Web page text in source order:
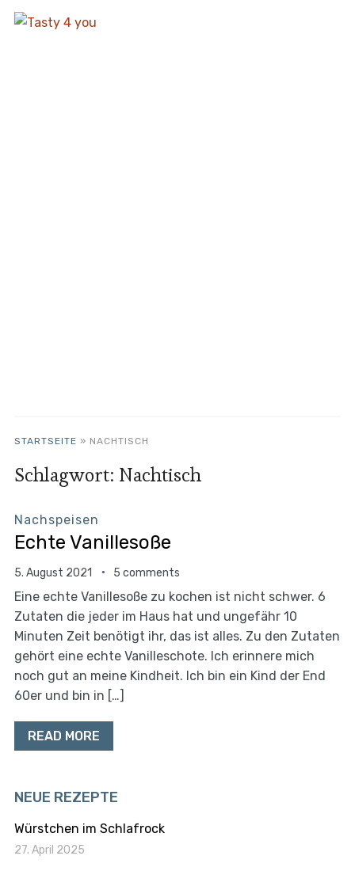
STARTSEITE » NACHTISCH
Schlagwort: Nachtisch
Nachspeisen
Echte Vanillesoße
5. August 2021 5 comments
Eine echte Vanillesoße zu kochen ist nicht schwer. 6
Zutaten die jeder im Haus hat und ungefähr 10
Minuten Zeit benötigt ihr, das ist alles. Zu den Zutaten
gehört eine echte Vanilleschote. Ich erinnere mich
noch gut an meine Kindheit. Ich bin ein Kind der End
60er und bin in […]
READ MORE
NEUE REZEPTE
Würstchen im Schlafrock
27. April 2025